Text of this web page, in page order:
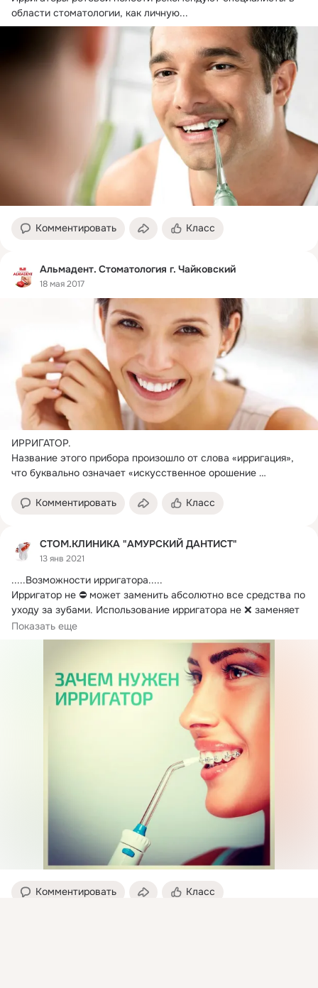
области стоматологии, как личную...
Комментировать Класс
Альмадент. Стоматология г. Чайковский
18 мая 2017
ИРРИГАТОР.
Название этого прибора произошло от слова «ирригация»,
что буквально означает «искусственное орошение
Комментировать
Класс
СТОМ.КЛИНИКА "АМУРСКИЙ ДАНТИСТ"
13 янв 2021
.....Возможности ирригатора.....
Ирригатор не ⛔ может заменить абсолютно все средства по
уходу за зубами. Использование ирригатора не ❌ заменяет
регулярную чистку зубной щеткой.
Показать еще
Комментировать Класс